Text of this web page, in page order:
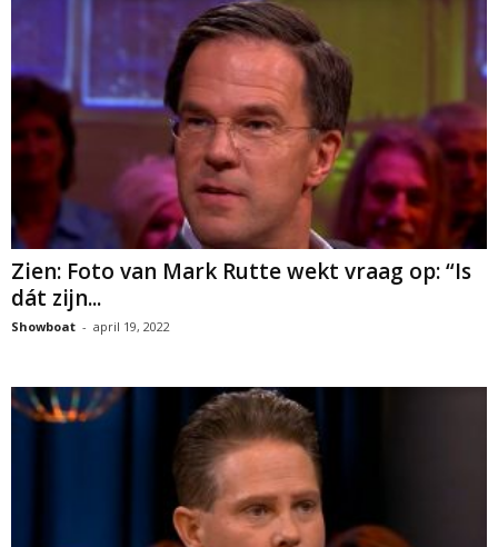
Zien: Foto van Mark Rutte wekt vraag op: “Is
dát zijn...
Showboat - april 19, 2022